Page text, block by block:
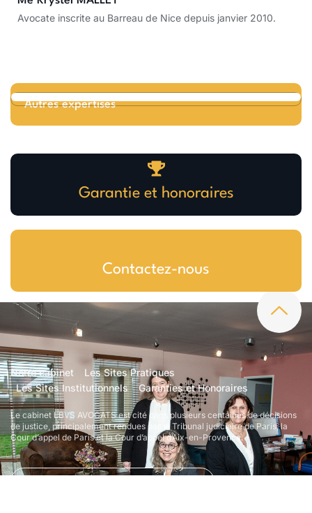
Avocate inscrite au Barreau de Nice depuis janvier 2010.
Autres expertises
Garantie et honoraires
Contactez-nous
Notre cabinet
Les Sites Pratiques
Les Sites Institutionnels
Garanties et Honoraires
Le cabinet LBVS AVOCATS est cité dans plusieurs centaines de décisions
de justice, principalement rendues par le Tribunal judiciaire de Paris, la
Cour d’appel de Paris et la Cour d’appel d’Aix-en-Provence.